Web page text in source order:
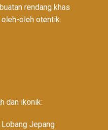
rendang khas
oleh otentik.
dan ikonik:
Lobang Jepang